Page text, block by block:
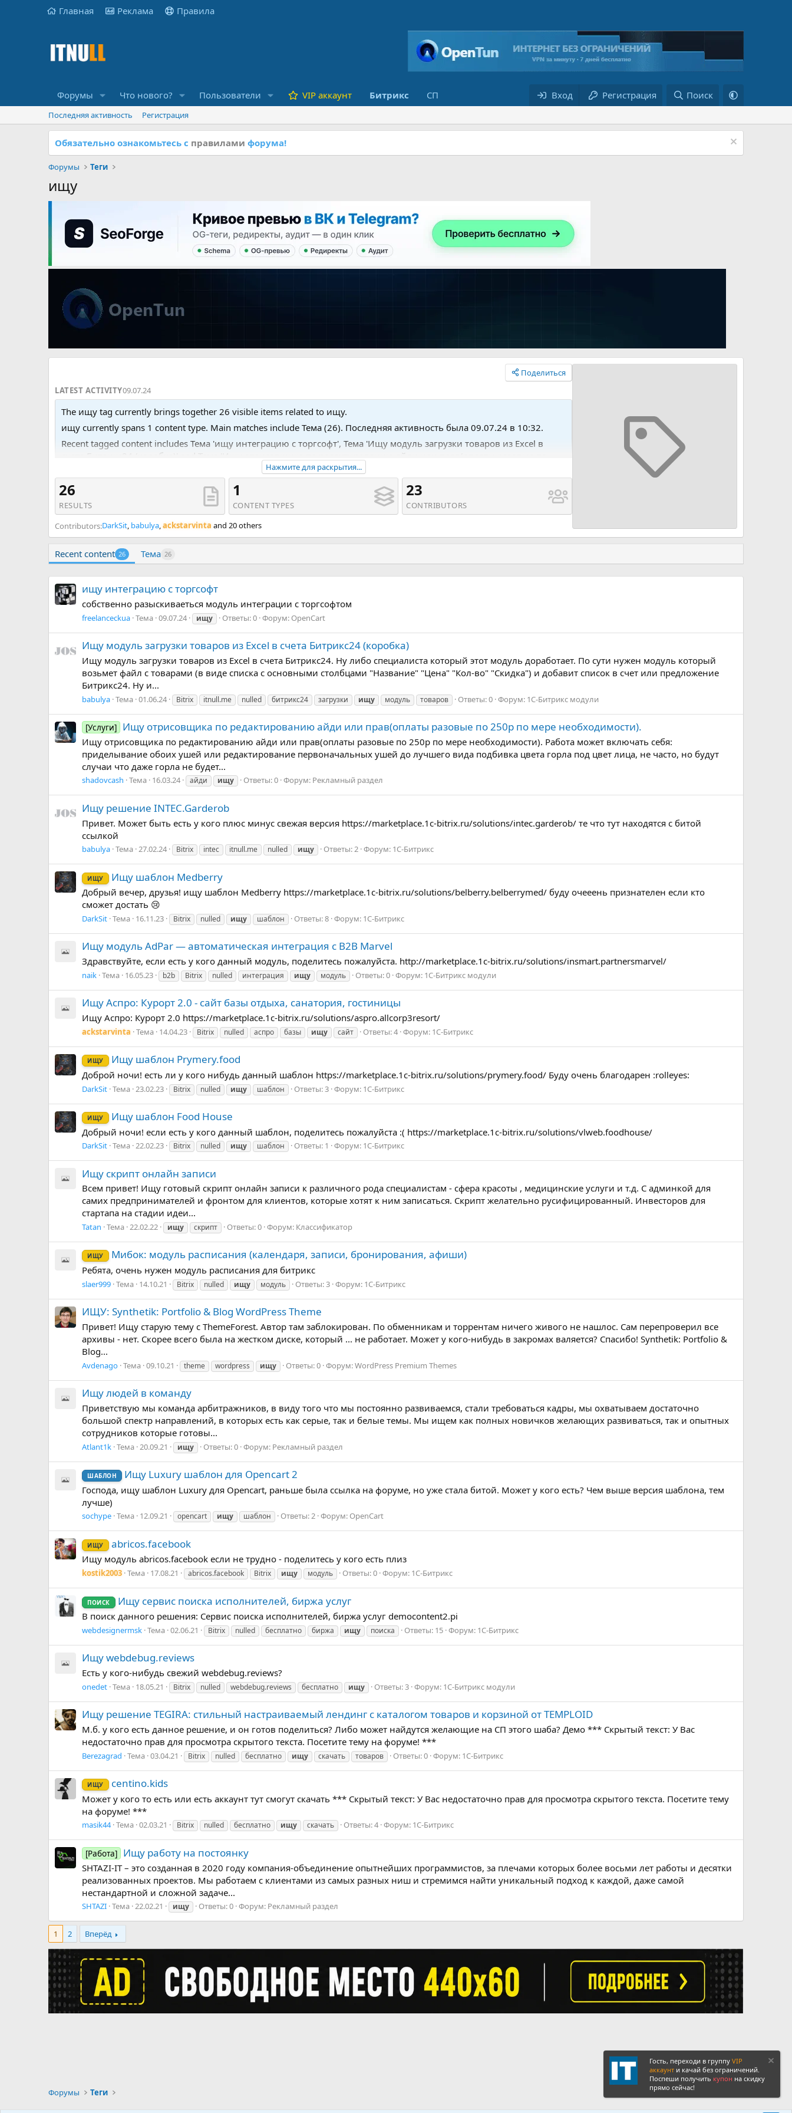
Главная Реклама Правила
Форумы Что нового? Пользователи VIP аккаунт Битрикс СП Вход Регистрация Поиск
Последняя активность Регистрация
Обязательно ознакомьтесь с правилами форума!
Форумы Теги
ищу
Поделиться
LATEST ACTIVITY09.07.24
The ищу tag currently brings together 26 visible items related to ищу.
ищу currently spans 1 content type. Main matches include Тема (26). Последняя активность была 09.07.24 в 10:32.
Recent tagged content includes Тема 'ищу интеграцию с торгсофт', Тема 'Ищу модуль загрузки товаров из Excel в
счета Битрикс24 (коробка)' and Тема 'Ищу отрисовщика по редактированию айди или прав(оплаты разовые по
Нажмите для раскрытия...
26
RESULTS
1
CONTENT TYPES
23
CONTRIBUTORS
Contributors:DarkSit, babulya,ackstarvinta and 20 others
Recent content 26 Тема 26
ищу интеграцию с торгсофт
собственно разыскиваеться модуль интеграции с торгсофтом
freelanceckua Тема 09.07.24 ищу Ответы: 0 Форум: OpenCart
Ищу модуль загрузки товаров из Excel в счета Битрикс24 (коробка)
Ищу модуль загрузки товаров из Excel в счета Битрикс24. Ну либо специалиста который этот модуль доработает. По сути нужен модуль который
возьмет файл с товарами (в виде списка с основными столбцами "Название" "Цена" "Кол-во" "Скидка") и добавит список в счет или предложение
Битрикс24. Ну и...
babulya Тема 01.06.24 Bitrix itnull.me nulled битрикс24 загрузки ищу модуль товаров Ответы: 0 Форум: 1С-Битрикс модули
[Услуги] Ищу отрисовщика по редактированию айди или прав(оплаты разовые по 250р по мере необходимости).
Ищу отрисовщика по редактированию айди или прав(оплаты разовые по 250р по мере необходимости). Работа может включать себя:
приделывание обоих ушей или редактирование первоначальных ушей до лучшего вида подбивка цвета горла под цвет лица, не часто, но будут
случаи что даже горла не будет...
shadovcash Тема 16.03.24 айди ищу Ответы: 0 Форум: Рекламный раздел
Ищу решение INTEC.Garderob
Привет. Может быть есть у кого плюс минус свежая версия https://marketplace.1c-bitrix.ru/solutions/intec.garderob/ те что тут находятся с битой
ссылкой
babulya Тема 27.02.24 Bitrix intec itnull.me nulled ищу Ответы: 2 Форум: 1С-Битрикс
ИЩУ Ищу шаблон Medberry
Добрый вечер, друзья! ищу шаблон Medberry https://marketplace.1c-bitrix.ru/solutions/belberry.belberrymed/ буду очееень признателен если кто
сможет достать 😢
DarkSit Тема 16.11.23 Bitrix nulled ищу шаблон Ответы: 8 Форум: 1С-Битрикс
Ищу модуль AdPar — автоматическая интеграция с B2B Marvel
Здравствуйте, если есть у кого данный модуль, поделитесь пожалуйста. http://marketplace.1c-bitrix.ru/solutions/insmart.partnersmarvel/
naik Тема 16.05.23 b2b Bitrix nulled интеграция ищу модуль Ответы: 0 Форум: 1С-Битрикс модули
Ищу Аспро: Курорт 2.0 - сайт базы отдыха, санатория, гостиницы
Ищу Аспро: Курорт 2.0 https://marketplace.1c-bitrix.ru/solutions/aspro.allcorp3resort/
ackstarvinta Тема 14.04.23 Bitrix nulled аспро базы ищу сайт Ответы: 4 Форум: 1С-Битрикс
ИЩУ Ищу шаблон Prymery.food
Доброй ночи! есть ли у кого нибудь данный шаблон https://marketplace.1c-bitrix.ru/solutions/prymery.food/ Буду очень благодарен :rolleyes:
DarkSit Тема 23.02.23 Bitrix nulled ищу шаблон Ответы: 3 Форум: 1С-Битрикс
ИЩУ Ищу шаблон Food House
Добрый ночи! если есть у кого данный шаблон, поделитесь пожалуйста :( https://marketplace.1c-bitrix.ru/solutions/vlweb.foodhouse/
DarkSit Тема 22.02.23 Bitrix nulled ищу шаблон Ответы: 1 Форум: 1С-Битрикс
Ищу скрипт онлайн записи
Всем привет! Ищу готовый скрипт онлайн записи к различного рода специалистам - сфера красоты , медицинские услуги и т.д. С админкой для
самих предпринимателей и фронтом для клиентов, которые хотят к ним записаться. Скрипт желательно русифицированный. Инвесторов для
стартапа на стадии идеи...
Tatan Тема 22.02.22 ищу скрипт Ответы: 0 Форум: Классификатор
ИЩУ Мибок: модуль расписания (календаря, записи, бронирования, афиши)
Ребята, очень нужен модуль расписания для битрикс
slaer999 Тема 14.10.21 Bitrix nulled ищу модуль Ответы: 3 Форум: 1С-Битрикс
ИЩУ: Synthetik: Portfolio & Blog WordPress Theme
Привет! Ищу старую тему с ThemeForest. Автор там заблокирован. По обменникам и торрентам ничего живого не нашлос. Сам перепроверил все
архивы - нет. Скорее всего была на жестком диске, который ... не работает. Может у кого-нибудь в закромах валяется? Спасибо! Synthetik: Portfolio &
Blog...
Avdenago Тема 09.10.21 theme wordpress ищу Ответы: 0 Форум:WordPress Premium Themes
Ищу людей в команду
Приветствую мы команда арбитражников, в виду того что мы постоянно развиваемся, стали требоваться кадры, мы охватываем достаточно
большой спектр направлений, в которых есть как серые, так и белые темы. Мы ищем как полных новичков желающих развиваться, так и опытных
сотрудников которые готовы...
Atlant1k Тема 20.09.21 ищу Ответы: 0 Форум: Рекламный раздел
ШАБЛОН Ищу Luxury шаблон для Opencart 2
Господа, ищу шаблон Luxury для Opencart, раньше была ссылка на форуме, но уже стала битой. Может у кого есть? Чем выше версия шаблона, тем
лучше)
sochype Тема 12.09.21 opencart ищу шаблон Ответы: 2 Форум: OpenCart
ИЩУ abricos.facebook
Ищу модуль abricos.facebook если не трудно - поделитесь у кого есть плиз
kostik2003 Тема 17.08.21 abricos.facebook Bitrix ищу модуль Ответы: 0 Форум: 1С-Битрикс
ПОИСК Ищу сервис поиска исполнителей, биржа услуг
В поиск данного решения: Сервис поиска исполнителей, биржа услуг democontent2.pi
webdesignermsk Тема 02.06.21 Bitrix nulled бесплатно биржа ищу поиска Ответы: 15 Форум: 1С-Битрикс
Ищу webdebug.reviews
Есть у кого-нибудь свежий webdebug.reviews?
onedet Тема 18.05.21 Bitrix nulled webdebug.reviews бесплатно ищу Ответы: 3 Форум: 1С-Битрикс модули
Ищу решение TEGIRA: стильный настраиваемый лендинг с каталогом товаров и корзиной от TEMPLOID
М.б. у кого есть данное решение, и он готов поделиться? Либо может найдутся желающие на СП этого шаба? Демо *** Скрытый текст: У Вас
недостаточно прав для просмотра скрытого текста. Посетите тему на форуме! ***
Berezagrad Тема 03.04.21 Bitrix nulled бесплатно ищу скачать товаров Ответы: 0 Форум: 1С-Битрикс
ИЩУ centino.kids
Может у кого то есть или есть аккаунт тут смогут скачать *** Скрытый текст: У Вас недостаточно прав для просмотра скрытого текста. Посетите тему
на форуме! ***
masik44 Тема 02.03.21 Bitrix nulled бесплатно ищу скачать Ответы: 4 Форум: 1С-Битрикс
[Работа] Ищу работу на постоянку
SHTAZI-IT – это созданная в 2020 году компания-объединение опытнейших программистов, за плечами которых более восьми лет работы и десятки
реализованных проектов. Мы работаем с клиентами из самых разных ниш и стремимся найти уникальный подход к каждой, даже самой
нестандартной и сложной задаче...
SHTAZI Тема 22.02.21 ищу Ответы: 0 Форум: Рекламный раздел
1 2 Вперёд
Форумы Теги
Гость, переходи в группу VIP
аккаунт и качай без ограничений.
Поспеши получить купон на скидку
прямо сейчас!